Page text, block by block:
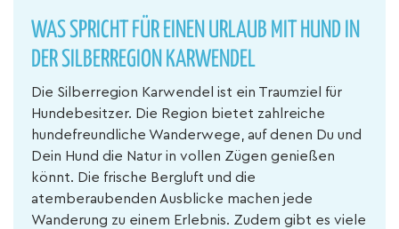
WAS SPRICHT FÜR EINEN URLAUB MIT HUND IN
DER SILBERREGION KARWENDEL
Die Silberregion Karwendel ist ein Traumziel für
Hundebesitzer. Die Region bietet zahlreiche
hundefreundliche Wanderwege, auf denen Du und
Dein Hund die Natur in vollen Zügen genießen
könnt. Die frische Bergluft und die
atemberaubenden Ausblicke machen jede
Wanderung zu einem Erlebnis. Zudem gibt es viele